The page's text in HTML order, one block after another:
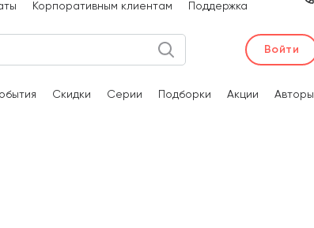
Корпоративным клиентам Поддержка
Войти
Скидки Серии Подборки Акции Авторы